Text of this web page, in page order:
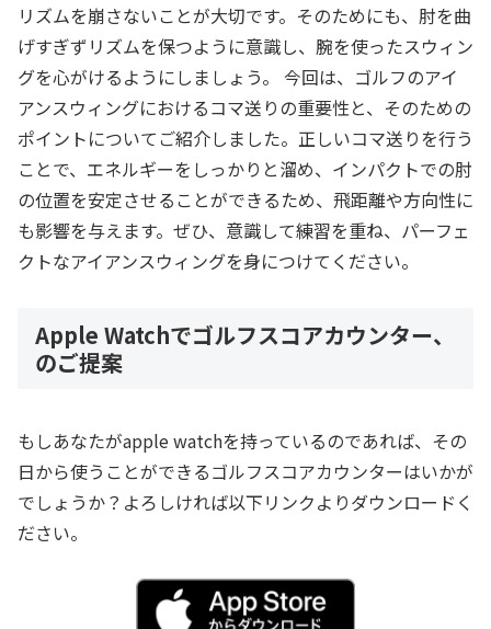
リズムを崩さないことが大切です。そのためにも、肘を曲
げすぎずリズムを保つように意識し、腕を使ったスウィン
グを心がけるようにしましょう。 今回は、ゴルフのアイ
アンスウィングにおけるコマ送りの重要性と、そのための
ポイントについてご紹介しました。正しいコマ送りを行う
ことで、エネルギーをしっかりと溜め、インパクトでの肘
の位置を安定させることができるため、飛距離や方向性に
も影響を与えます。ぜひ、意識して練習を重ね、パーフェ
クトなアイアンスウィングを身につけてください。
Apple Watchでゴルフスコアカウンター、
のご提案
もしあなたがapple watchを持っているのであれば、その
日から使うことができるゴルフスコアカウンターはいかが
でしょうか？よろしければ以下リンクよりダウンロードく
ださい。